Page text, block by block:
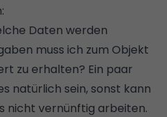
Daten werden
muss ich zum Objekt
zu erhalten? Ein paar
natürlich sein, sonst kann
nicht vernünftig arbeiten.